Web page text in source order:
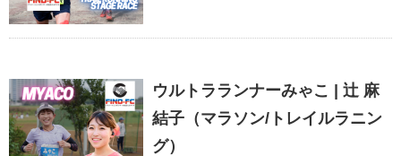
ウルトラランナーみゃこ | 辻 麻
結子（マラソン/トレイルラニン
グ）